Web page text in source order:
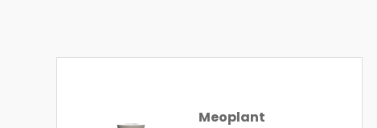
Meoplant